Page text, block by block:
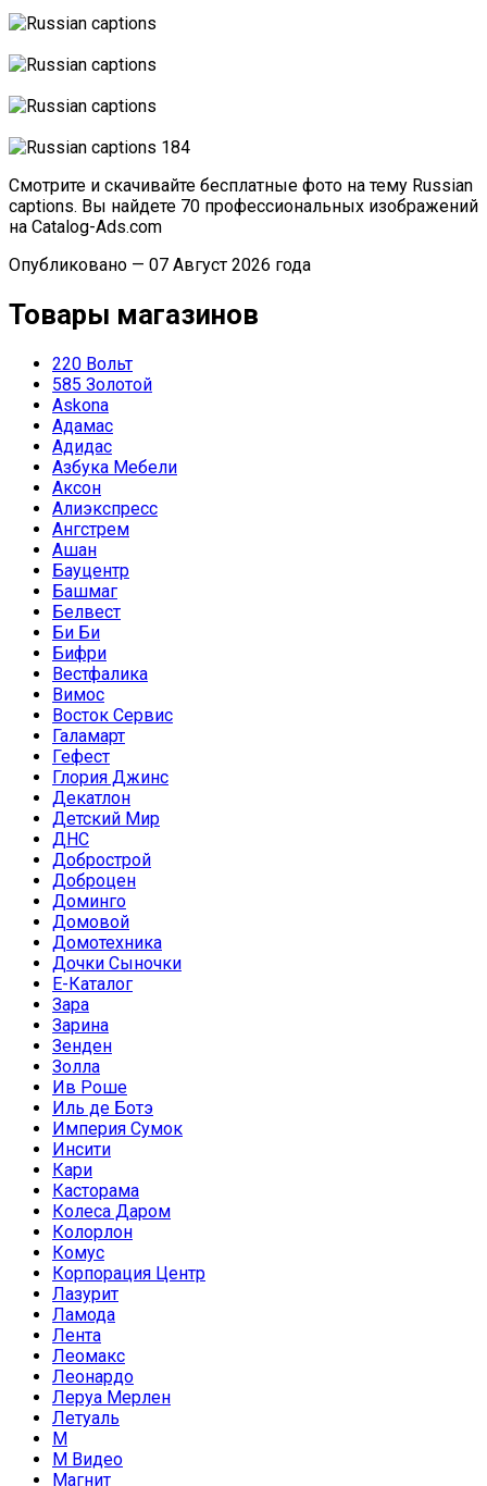
Смотрите и скачивайте бесплатные фото на тему Russian
captions. Вы найдете 70 профессиональных изображений
на Catalog-Ads.com
Опубликовано — 07 Август 2026 года
Товары магазинов
220 Вольт
585 Золотой
Askona
Адамас
Адидас
Азбука Мебели
Аксон
Алиэкспресс
Ангстрем
Ашан
Бауцентр
Башмаг
Белвест
Би Би
Бифри
Вестфалика
Вимос
Восток Сервис
Галамарт
Гефест
Глория Джинс
Декатлон
Детский Мир
ДНС
Добрострой
Доброцен
Доминго
Домовой
Домотехника
Дочки Сыночки
Е-Каталог
Зара
Зарина
Зенден
Золла
Ив Роше
Иль де Ботэ
Империя Сумок
Инсити
Кари
Касторама
Колеса Даром
Колорлон
Комус
Корпорация Центр
Лазурит
Ламода
Лента
Леомакс
Леонардо
Леруа Мерлен
Летуаль
М
М Видео
Магнит